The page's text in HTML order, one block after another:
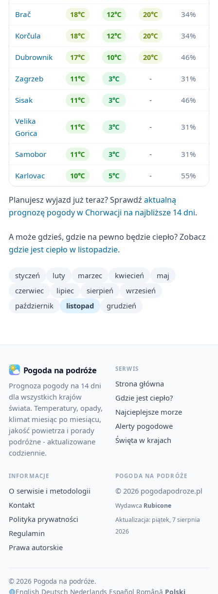
Brač 18℃ 12℃ 20℃ 34%
Korčula 18℃ 12℃ 20℃ 34%
Dubrownik 17℃ 10℃ 20℃ 46%
Zagrzeb 11℃ 3℃ - 31%
Sisak 11℃ 3℃ - 46%
Velika
Gorica
11℃ 3℃ - 31%
Samobor 11℃ 3℃ - 31%
Karlovac 10℃ 5℃ - 55%
Planujesz wyjazd już teraz? Sprawdź aktualną
prognozę pogody w Chorwacji na najbliższe 14 dni.
A może gdzieś, gdzie na pewno będzie ciepło? Zobacz
gdzie jest ciepło w listopadzie.
styczeń luty marzec kwiecień
maj
czerwiec
lipiec sierpień
wrzesień
październik
listopad grudzień
Pogoda na podróże
Prognoza pogody na 14 dni
dla wszystkich krajów
świata. Temperatury, opady,
klimat miesiąc po miesiącu,
jakość powietrza i porady
podróżne - aktualizowane
codziennie.
SERWIS
Strona główna
Gdzie jest ciepło?
Najcieplejsze morze
Alerty pogodowe
Święta w krajach
INFORMACJE
O serwisie i metodologii
Kontakt
Polityka prywatności
Regulamin
Prawa autorskie
POGODA NA PODRÓŻE
© 2026 pogodapodroze.pl
Wydawca Rubicone
Aktualizacja: piątek, 7 sierpnia
2026
© 2026 Pogoda na podróże.
English Deutsch Nederlands Español Română Polski